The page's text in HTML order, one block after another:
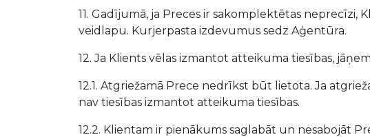
11. Gadījumā, ja Preces ir sakomplektētas
veidlapu. Kurjerpasta izdevumus sedz Aģentūra.
12. Ja Klients vēlas izmantot atteikuma tiesības,
12.1. Atgriežamā Prece nedrīkst būt lietota. Ja
nav tiesības izmantot atteikuma tiesības.
12.2. Klientam ir pienākums saglabāt un nesabojāt